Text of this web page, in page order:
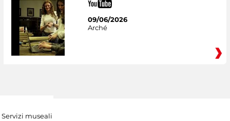
09/06/2026
Arché
Servizi museali